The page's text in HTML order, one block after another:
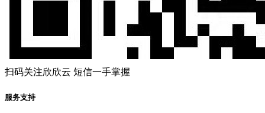
扫码关注欣欣云 短信一手掌握
服务支持